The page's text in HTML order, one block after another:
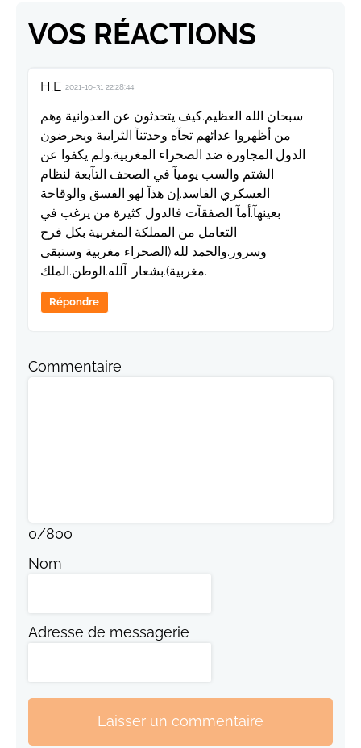
VOS RÉACTIONS
H.E 2021-10-31 22:28:44
سبحان الله العظيم.كيف يتحدثون عن العدوانية وهم
من أظهروا عدائهم تجآه وحدتنآ الثرابية ويحرضون
الدول المجاورة ضد الصحراء المغربية.ولم يكفوا عن
الشتم والسب يوميآ في الصحف التآبعة لنظام
العسكري الفاسد.إن هذآ لهو الفسق والوقاحة
بعينهآ.أمآ الصفقآت فالدول كثيرة من يرغب في
التعامل من المملكة المغربية بكل فرح
وسرور.والحمد لله.(الصحراء مغربية وستبقى
مغربية).بشعار: آلله.الوطن.الملك.
Répondre
Commentaire
0/800
Nom
Adresse de messagerie
Laisser un commentaire